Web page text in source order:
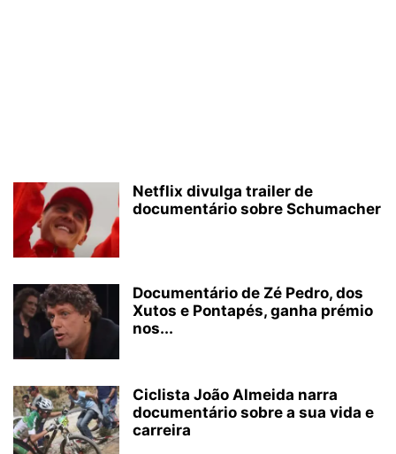
Netflix divulga trailer de
documentário sobre Schumacher
Documentário de Zé Pedro, dos
Xutos e Pontapés, ganha prémio
nos...
Ciclista João Almeida narra
documentário sobre a sua vida e
carreira